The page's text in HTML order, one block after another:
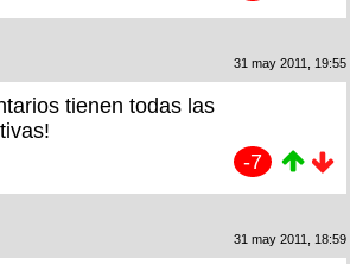
31 may 2011, 19:55
tienen todas las
-7
31 may 2011, 18:59